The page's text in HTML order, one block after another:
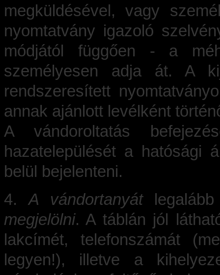
megküldésével, vagy
nyomtatvány igazoló
módjától függően - a
személyesen adja át. A
rendszeresített
annak ajánlott levélként
A vándoroltatás
hazatelepülését a hatósági
belül bejelenteni.
4.A vándortanyát
megjelölni. A táblán jól
lakcímét, telefonszámát
legyen!), illetve a